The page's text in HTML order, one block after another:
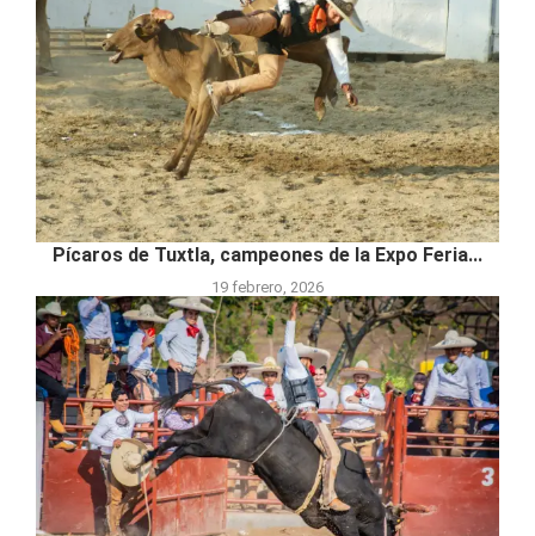
Pícaros de Tuxtla, campeones de la Expo Feria...
19 febrero, 2026